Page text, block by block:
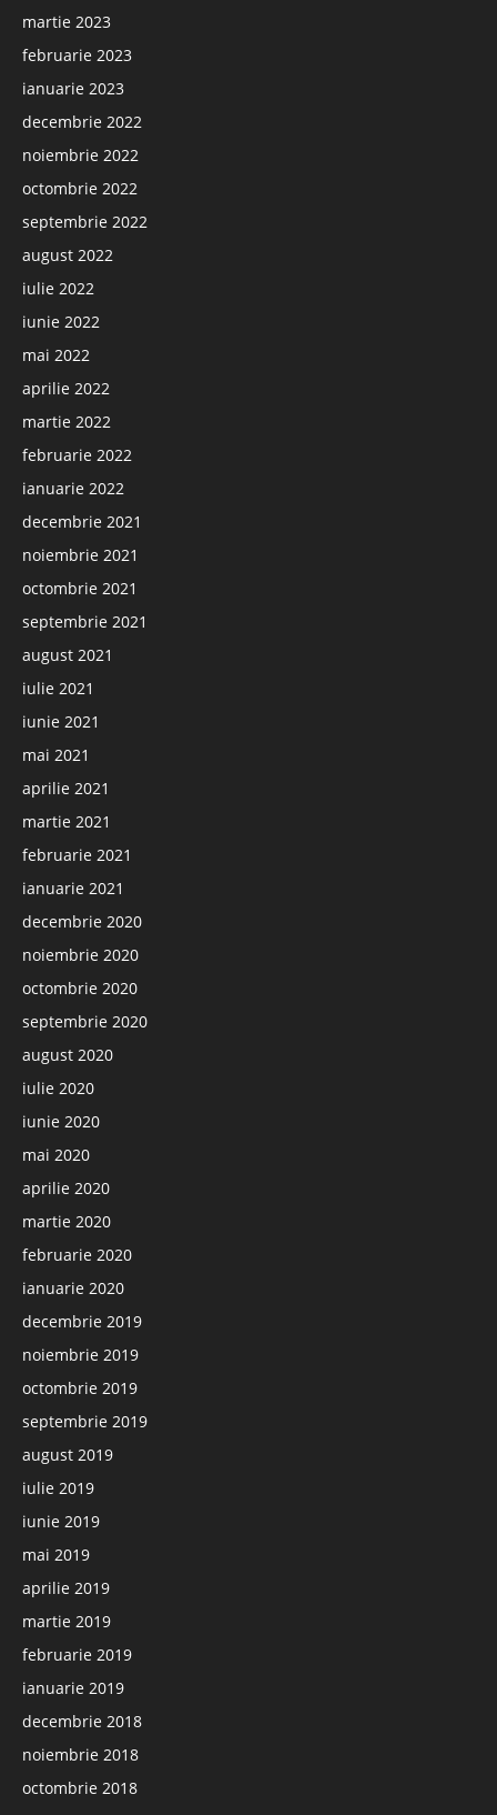
martie 2023
februarie 2023
ianuarie 2023
decembrie 2022
noiembrie 2022
octombrie 2022
septembrie 2022
august 2022
iulie 2022
iunie 2022
mai 2022
aprilie 2022
martie 2022
februarie 2022
ianuarie 2022
decembrie 2021
noiembrie 2021
octombrie 2021
septembrie 2021
august 2021
iulie 2021
iunie 2021
mai 2021
aprilie 2021
martie 2021
februarie 2021
ianuarie 2021
decembrie 2020
noiembrie 2020
octombrie 2020
septembrie 2020
august 2020
iulie 2020
iunie 2020
mai 2020
aprilie 2020
martie 2020
februarie 2020
ianuarie 2020
decembrie 2019
noiembrie 2019
octombrie 2019
septembrie 2019
august 2019
iulie 2019
iunie 2019
mai 2019
aprilie 2019
martie 2019
februarie 2019
ianuarie 2019
decembrie 2018
noiembrie 2018
octombrie 2018